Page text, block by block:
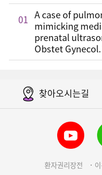
01 A case of
mimicking
prenatal
Obstet
찾아오시는길
환자권리장전